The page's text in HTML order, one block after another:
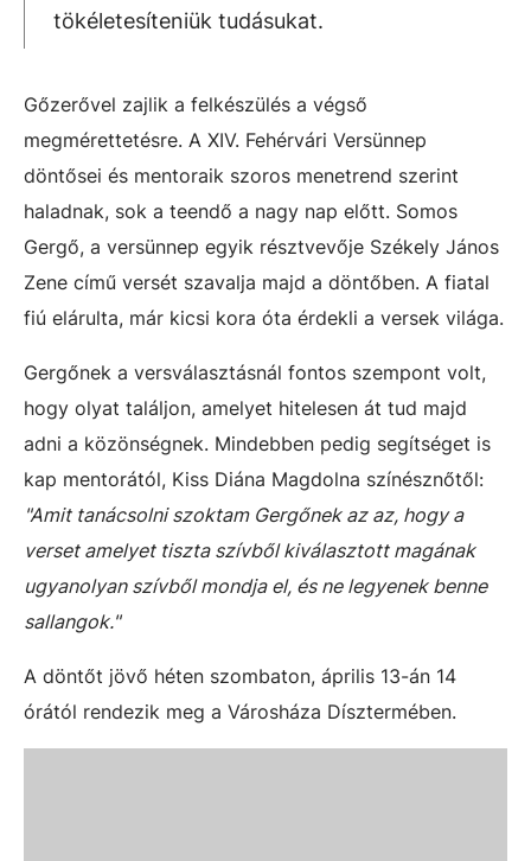
tökéletesíteniük tudásukat.
Gőzerővel zajlik a felkészülés a végső
megmérettetésre. A XIV. Fehérvári Versünnep
döntősei és mentoraik szoros menetrend szerint
haladnak, sok a teendő a nagy nap előtt. Somos
Gergő, a versünnep egyik résztvevője Székely János
Zene című versét szavalja majd a döntőben. A fiatal
fiú elárulta, már kicsi kora óta érdekli a versek világa.
Gergőnek a versválasztásnál fontos szempont volt,
hogy olyat találjon, amelyet hitelesen át tud majd
adni a közönségnek. Mindebben pedig segítséget is
kap mentorától, Kiss Diána Magdolna színésznőtől:
"Amit tanácsolni szoktam Gergőnek az az, hogy a
verset amelyet tiszta szívből kiválasztott magának
ugyanolyan szívből mondja el, és ne legyenek benne
sallangok."
A döntőt jövő héten szombaton, április 13-án 14
órától rendezik meg a Városháza Dísztermében.